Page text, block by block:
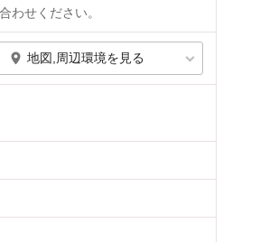
わせください。
地図,周辺環境を見る